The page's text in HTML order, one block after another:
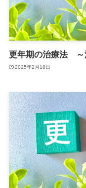
更年期の治療法 ～
2025年2月18日